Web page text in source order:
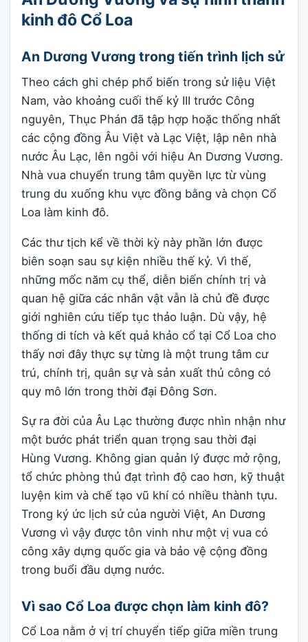
kinh đô Cổ Loa
An Dương Vương trong tiến trình lịch sử
Theo cách ghi chép phổ biến trong sử liệu Việt
Nam, vào khoảng cuối thế kỷ III trước Công
nguyên, Thục Phán đã tập hợp hoặc thống nhất
các cộng đồng Âu Việt và Lạc Việt, lập nên nhà
nước Âu Lạc, lên ngôi với hiệu An Dương Vương.
Nhà vua chuyển trung tâm quyền lực từ vùng
trung du xuống khu vực đồng bằng và chọn Cổ
Loa làm kinh đô.
Các thư tịch kể về thời kỳ này phần lớn được
biên soạn sau sự kiện nhiều thế kỷ. Vì thế,
những mốc năm cụ thể, diễn biến chính trị và
quan hệ giữa các nhân vật vẫn là chủ đề được
giới nghiên cứu tiếp tục thảo luận. Dù vậy, hệ
thống di tích và kết quả khảo cổ tại Cổ Loa cho
thấy nơi đây thực sự từng là một trung tâm cư
trú, chính trị, quân sự và sản xuất thủ công có
quy mô lớn trong thời đại Đông Sơn.
Sự ra đời của Âu Lạc thường được nhìn nhận như
một bước phát triển quan trọng sau thời đại
Hùng Vương. Không gian quản lý được mở rộng,
tổ chức phòng thủ đạt trình độ cao hơn, kỹ thuật
luyện kim và chế tạo vũ khí có nhiều thành tựu.
Trong ký ức lịch sử của người Việt, An Dương
Vương vì vậy được tôn vinh như một vị vua có
công xây dựng quốc gia và bảo vệ cộng đồng
trong buổi đầu dựng nước.
Vì sao Cổ Loa được chọn làm kinh đô?
Cổ Loa nằm ở vị trí chuyển tiếp giữa miền trung